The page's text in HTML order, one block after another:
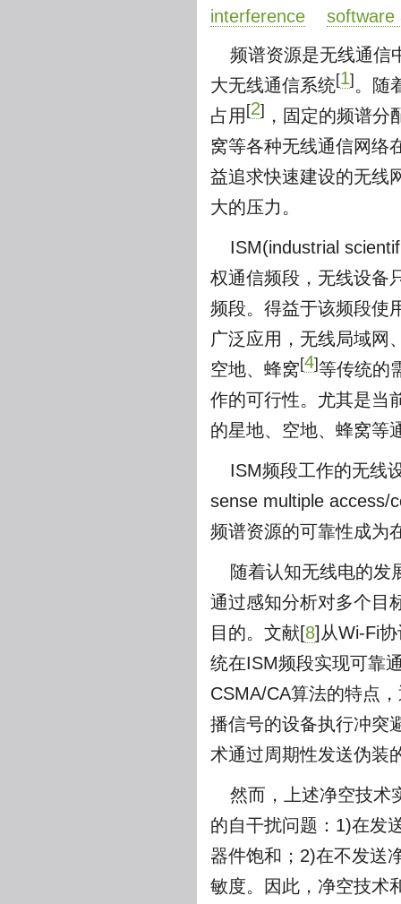
interference
software
频谱资源是无线通信
大无线通信系统[1] 。随
占用 [2]
，固定的频谱
窝等各种无线通信网络
益追求快速建设的无线
大的压力。
ISM(industrial
权通信频段，无线设备
频段。得益于该频段使
广泛应用，无线局域网
空地、蜂窝[4]等传统的
作的可行性。尤其是当
的星地、空地、蜂窝等
ISM频段工作的无线
sense multiple access/
频谱资源的可靠性成为
随着认知无线电的发
通过感知分析对多个目
目的。文献[8]从Wi-Fi
统在ISM频段实现可靠
CSMA/CA算法的特点
播信号的设备执行冲突
术通过周期性发送伪装
然而，上述净空技术
的自干扰问题：1)在发
器件饱和；2)在不发送
敏度。因此，净空技术